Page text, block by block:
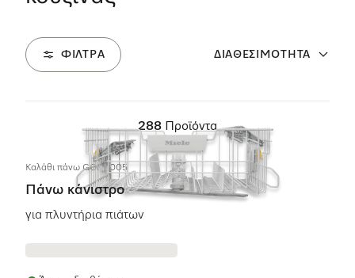
ΦΊΛΤΡΑ ΔΙΑΘΕΣΙΜΌΤΗΤΑ
288 Προϊόντα
Καλάθι πάνω GOK 7005
Πάνω κάνιστρο
για πλυντήρια πιάτων